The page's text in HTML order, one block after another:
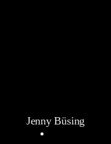
Jenny Büsing